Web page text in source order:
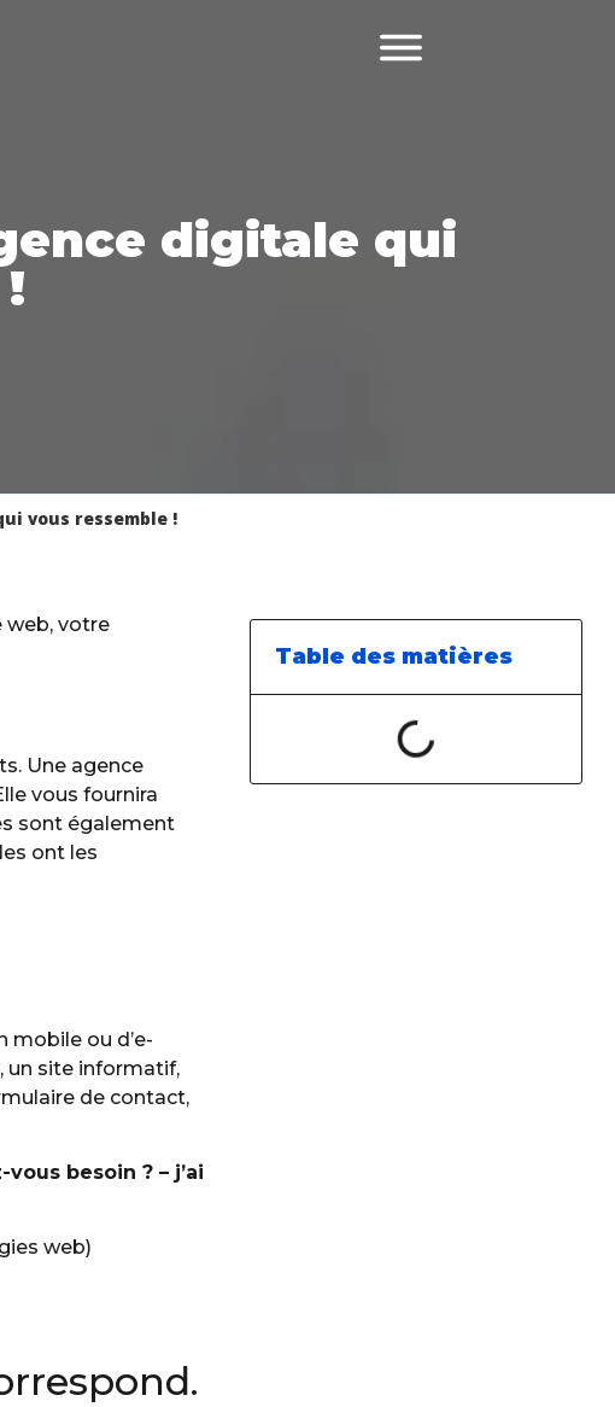
digitale qui
vous ressemble !
web, votre
Une agence
vous fournira
sont également
ont les
mobile ou d’e-
un site informatif,
de contact,
besoin ? – j’ai
web)
Table des matières